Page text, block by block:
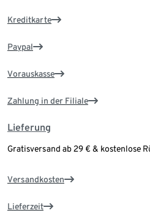
Kreditkarte
Paypal
Vorauskasse
Zahlung in der Filiale
Lieferung
Gratisversand ab 29 € & kostenlose
Versandkosten
Lieferzeit